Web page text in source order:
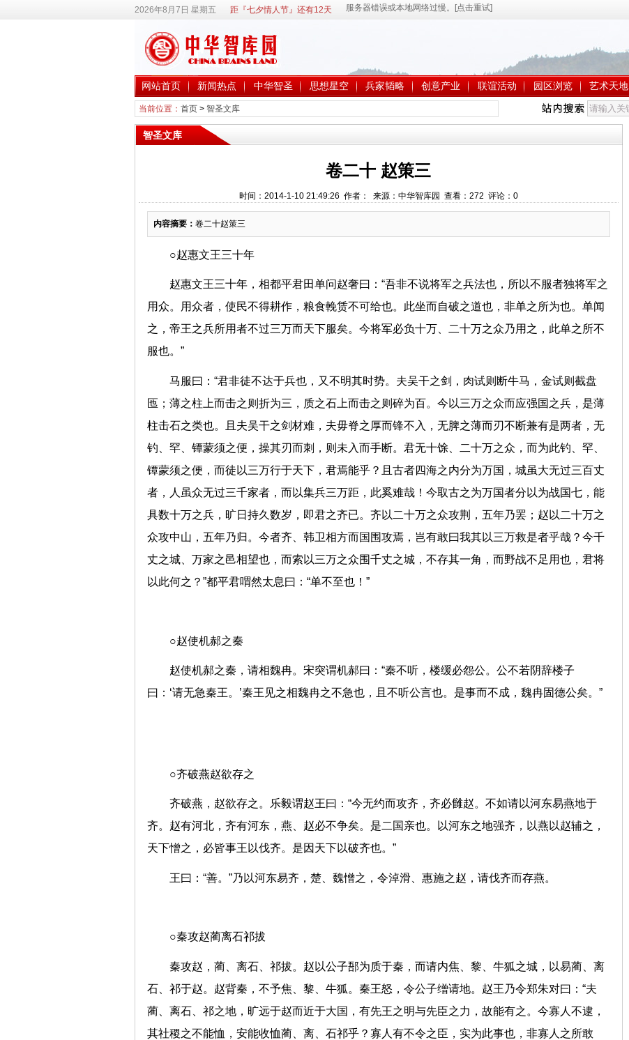
2026年8月7日 星期五 距『七夕情人节』还有12天
网站首页 新闻热点 中华智圣 思想星空 兵家韬略 创意产业 联谊活动 园区浏览 艺术天地
当前位置： 首页> 智圣文库
智圣文库
卷二十 赵策三
时间：2014-1-10 21:49:26 作者： 来源：中华智库园 查看： 272 评论： 0
内容摘要： 卷二十赵策三
○赵惠文王三十年
赵惠文王三十年，相都平君田单问赵奢曰：“吾非不说将军之兵法也，所以不服者独将军之
用众。用众者，使民不得耕作，粮食輓赁不可给也。此坐而自破之道也，非单之所为也。单闻
之，帝王之兵所用者不过三万而天下服矣。今将军必负十万、二十万之众乃用之，此单之所不
服也。”
马服曰：“君非徒不达于兵也，又不明其时势。夫吴干之剑，肉试则断牛马，金试则截盘
匜；薄之柱上而击之则折为三，质之石上而击之则碎为百。今以三万之众而应强国之兵，是薄
柱击石之类也。且夫吴干之剑材难，夫毋脊之厚而锋不入，无脾之薄而刃不断兼有是两者，无
钓、罕、镡蒙须之便，操其刃而刺，则未入而手断。君无十馀、二十万之众，而为此钓、罕、
镡蒙须之便，而徒以三万行于天下，君焉能乎？且古者四海之内分为万国，城虽大无过三百丈
者，人虽众无过三千家者，而以集兵三万距，此奚难哉！今取古之为万国者分以为战国七，能
具数十万之兵，旷日持久数岁，即君之齐已。齐以二十万之众攻荆，五年乃罢；赵以二十万之
众攻中山，五年乃归。今者齐、韩卫相方而国围攻焉，岂有敢曰我其以三万救是者乎哉？今千
丈之城、万家之邑相望也，而索以三万之众围千丈之城，不存其一角，而野战不足用也，君将
以此何之？”都平君喟然太息曰：“单不至也！”
○赵使机郝之秦
赵使机郝之秦，请相魏冉。宋突谓机郝曰：“秦不听，楼缓必怨公。公不若阴辞楼子
曰：‘请无急秦王。’秦王见之相魏冉之不急也，且不听公言也。是事而不成，魏冉固德公矣。”
○齐破燕赵欲存之
齐破燕，赵欲存之。乐毅谓赵王曰：“今无约而攻齐，齐必雠赵。不如请以河东易燕地于
齐。赵有河北，齐有河东，燕、赵必不争矣。是二国亲也。以河东之地强齐，以燕以赵辅之，
天下憎之，必皆事王以伐齐。是因天下以破齐也。”
王曰：“善。”乃以河东易齐，楚、魏憎之，令淖滑、惠施之赵，请伐齐而存燕。
○秦攻赵蔺离石祁拔
秦攻赵，蔺、离石、祁拔。赵以公子郚为质于秦，而请内焦、黎、牛狐之城，以易蔺、离
石、祁于赵。赵背秦，不予焦、黎、牛狐。秦王怒，令公子缯请地。赵王乃令郑朱对曰：“夫
蔺、离石、祁之地，旷远于赵而近于大国，有先王之明与先臣之力，故能有之。今寡人不逮，
其社稷之不能恤，安能收恤蔺、离、石祁乎？寡人有不令之臣，实为此事也，非寡人之所敢